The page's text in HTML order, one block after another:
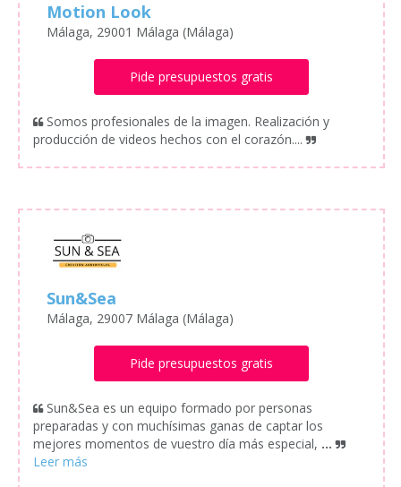
Motion Look
Málaga, 29001 Málaga (Málaga)
Pide presupuestos gratis
Somos profesionales de la imagen. Realización y
producción de videos hechos con el corazón....
Sun&Sea
Málaga, 29007 Málaga (Málaga)
Pide presupuestos gratis
Sun&Sea es un equipo formado por personas
preparadas y con muchísimas ganas de captar los
mejores momentos de vuestro día más especial, ...